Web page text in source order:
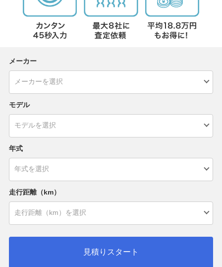
メーカー
モデル
年式
走行距離（km）
見積りスタート